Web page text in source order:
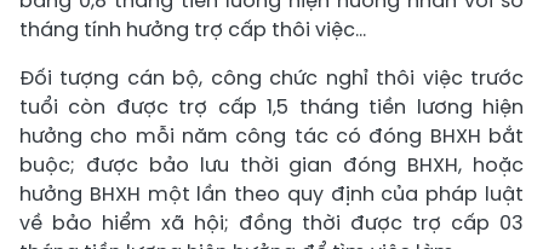
tháng tính hưởng trợ cấp thôi việc…
Đối tượng cán bộ, công chức nghỉ thôi việc trước
tuổi còn được trợ cấp 1,5 tháng tiền lương hiện
hưởng cho mỗi năm công tác có đóng BHXH bắt
buộc; được bảo lưu thời gian đóng BHXH, hoặc
hưởng BHXH một lần theo quy định của pháp luật
về bảo hiểm xã hội; đồng thời được trợ cấp 03